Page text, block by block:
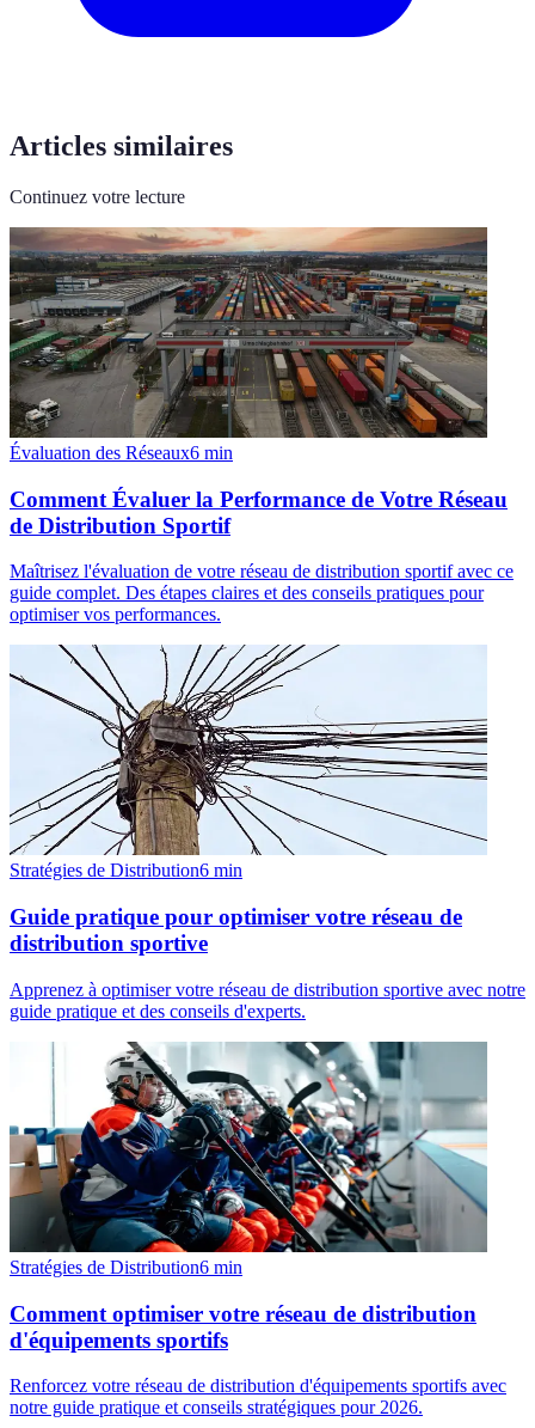
Articles similaires
Continuez votre lecture
Évaluation des Réseaux6 min
Comment Évaluer la Performance de Votre Réseau
de Distribution Sportif
Maîtrisez l'évaluation de votre réseau de distribution sportif avec ce
guide complet. Des étapes claires et des conseils pratiques pour
optimiser vos performances.
Stratégies de Distribution6 min
Guide pratique pour optimiser votre réseau de
distribution sportive
Apprenez à optimiser votre réseau de distribution sportive avec notre
guide pratique et des conseils d'experts.
Stratégies de Distribution6 min
Comment optimiser votre réseau de distribution
d'équipements sportifs
Renforcez votre réseau de distribution d'équipements sportifs avec
notre guide pratique et conseils stratégiques pour 2026.